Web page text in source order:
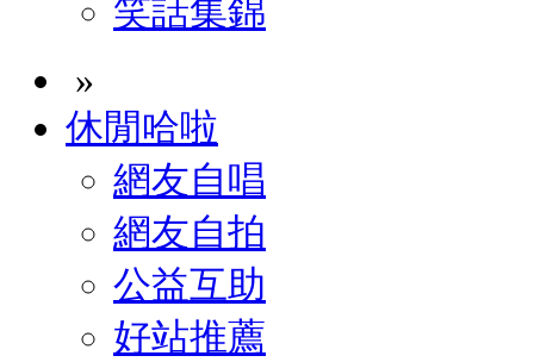
笑話集錦
»
休閒哈啦
網友自唱
網友自拍
公益互助
好站推薦